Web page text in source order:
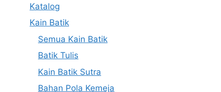
Katalog
Kain Batik
Semua Kain Batik
Batik Tulis
Kain Batik Sutra
Bahan Pola Kemeja